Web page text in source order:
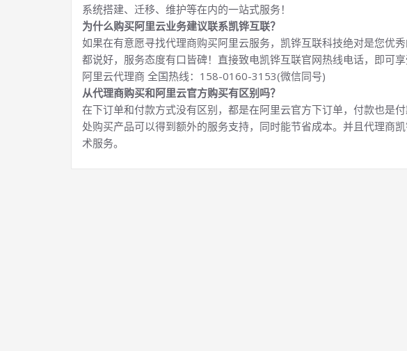
系统搭建、迁移、维护等在内的一站式服务！
为什么购买阿里云业务建议联系凯铧互联？
如果在有意愿寻找代理商购买阿里云服务，凯铧互联科技绝对是您优
都说好，服务态度有口皆碑！直接致电凯铧互联官网热线电话，即可享
阿里云代理商 全国热线：158-0160-3153(微信同号)
从代理商购买和阿里云官方购买有区别吗？
在下订单和付款方式没有区别，都是在阿里云官方下订单，付款也是
处购买产品可以得到额外的服务支持，同时能节省成本。并且代理商
术服务。